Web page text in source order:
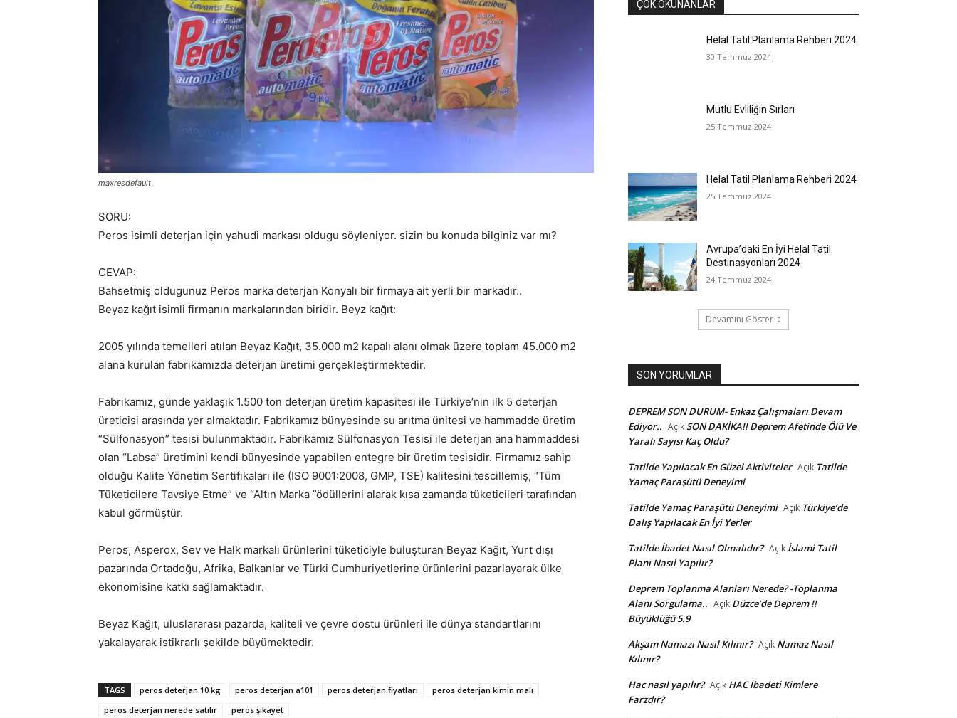
maxresdefault
SORU:
Peros isimli deterjan için yahudi markası oldugu söyleniyor. sizin bu konuda bilginiz var mı?
CEVAP:
Bahsetmiş oldugunuz Peros marka deterjan Konyalı bir firmaya ait yerli bir markadır..
Beyaz kağıt isimli firmanın markalarından biridir. Beyz kağıt:
2005 yılında temelleri atılan Beyaz Kağıt, 35.000 m2 kapalı alanı olmak üzere toplam 45.000 m2
alana kurulan fabrikamızda deterjan üretimi gerçekleştirmektedir.
Fabrikamız, günde yaklaşık 1.500 ton deterjan üretim kapasitesi ile Türkiye’nin ilk 5 deterjan
üreticisi arasında yer almaktadır. Fabrikamız bünyesinde su arıtma ünitesi ve hammadde üretim
“Sülfonasyon” tesisi bulunmaktadır. Fabrikamız Sülfonasyon Tesisi ile deterjan ana hammaddesi
olan “Labsa” üretimini kendi bünyesinde yapabilen entegre bir üretim tesisidir. Firmamız sahip
olduğu Kalite Yönetim Sertifikaları ile (ISO 9001:2008, GMP, TSE) kalitesini tescillemiş, “Tüm
Tüketicilere Tavsiye Etme” ve “Altın Marka ”ödüllerini alarak kısa zamanda tüketicileri tarafından
kabul görmüştür.
Peros, Asperox, Sev ve Halk markalı ürünlerini tüketiciyle buluşturan Beyaz Kağıt, Yurt dışı
pazarında Ortadoğu, Afrika, Balkanlar ve Türki Cumhuriyetlerine ürünlerini pazarlayarak ülke
ekonomisine katkı sağlamaktadır.
Beyaz Kağıt, uluslararası pazarda, kaliteli ve çevre dostu ürünleri ile dünya standartlarını
yakalayarak istikrarlı şekilde büyümektedir.
TAGS peros deterjan 10 kg peros deterjan a101 peros deterjan fiyatları
peros deterjan kimin malı
peros deterjan nerede satılır
peros şikayet
ÇOK OKUNANLAR
Helal Tatil Planlama Rehberi 2024
30 Temmuz 2024
Mutlu Evliliğin Sırları
25 Temmuz 2024
Helal Tatil Planlama Rehberi 2024
25 Temmuz 2024
Avrupa’daki En İyi Helal Tatil
Destinasyonları 2024
24 Temmuz 2024
Devamını Göster
SON YORUMLAR
DEPREM SON DURUM- Enkaz Çalışmaları Devam
Ediyor.. AçıkSON DAKİKA!! Deprem Afetinde Ölü Ve
Yaralı Sayısı Kaç Oldu?
Tatilde Yapılacak En Güzel Aktiviteler Açık Tatilde
Yamaç Paraşütü Deneyimi
Tatilde Yamaç Paraşütü Deneyimi Açık Türkiye’de
Dalış Yapılacak En İyi Yerler
Tatilde İbadet Nasıl Olmalıdır? Açık İslami Tatil
Planı Nasıl Yapılır?
Deprem Toplanma Alanları Nerede? -Toplanma
Alanı Sorgulama.. Açık Düzce’de Deprem !!
Büyüklüğü 5.9
Akşam Namazı Nasıl Kılınır? Açık Namaz Nasıl
Kılınır?
Hac nasıl yapılır? Açık HAC İbadeti Kimlere
Farzdır?